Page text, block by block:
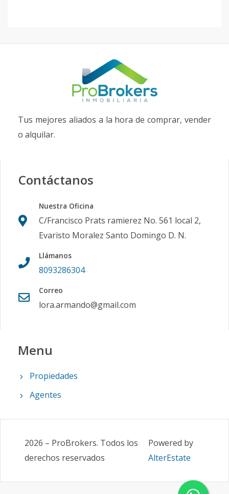
Tus mejores aliados a la hora de comprar, vender
o alquilar.
Contáctanos
Nuestra Oficina
C/Francisco Prats ramierez No. 561 local 2,
Evaristo Moralez Santo Domingo D. N.
Llámanos
8093286304
Correo
lora.armando@gmail.com
Menu
Propiedades
Agentes
2026 – ProBrokers. Todos los
derechos reservados
Powered by
AlterEstate